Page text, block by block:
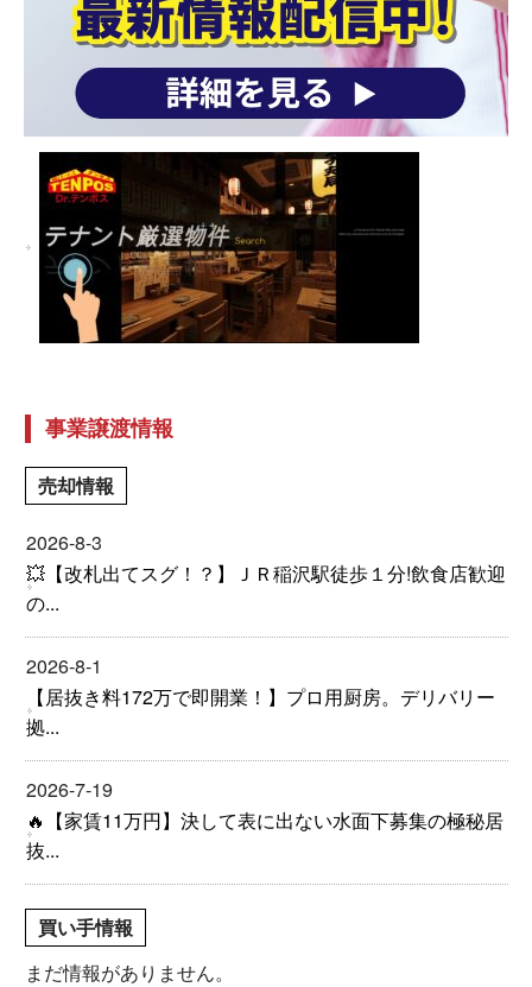
事業譲渡情報
売却情報
2026-8-3
💥【改札出てスグ！？】ＪＲ稲沢駅徒歩１分!飲食店歓迎
の...
2026-8-1
【居抜き料172万で即開業！】プロ用厨房。デリバリー
拠...
2026-7-19
🔥【家賃11万円】決して表に出ない水面下募集の極秘居
抜...
買い手情報
まだ情報がありません。